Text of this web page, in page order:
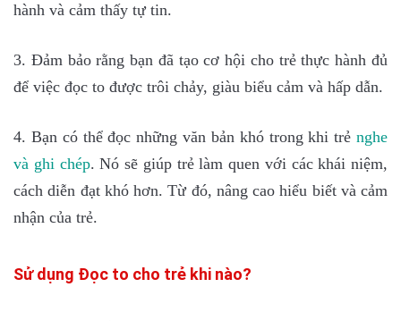
hành và cảm thấy tự tin.
3. Đảm bảo rằng bạn đã tạo cơ hội cho trẻ thực hành đủ
để việc đọc to được trôi chảy, giàu biểu cảm và hấp dẫn.
4. Bạn có thể đọc những văn bản khó trong khi trẻ nghe
và ghi chép. Nó sẽ giúp trẻ làm quen với các khái niệm,
cách diễn đạt khó hơn. Từ đó, nâng cao hiểu biết và cảm
nhận của trẻ.
Sử dụng Đọc to cho trẻ khi nào?